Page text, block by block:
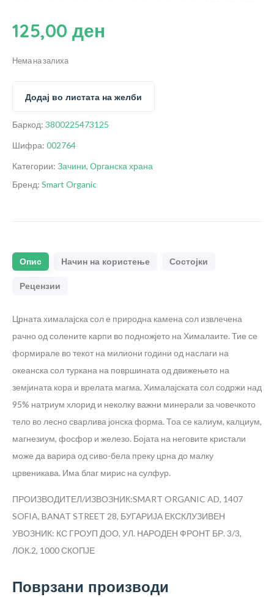
125,00 ден
Нема на залиха
Додај во листата на желби
Баркод: 3800225473125
Шифра: 002764
Категории: Зачини, Органска храна
Бренд: Smart Organic
Опис Начин на користење Состојки
Рецензии
Црната хималајска сол е природна камена сол извлечена
рачно од солените карпи во подножјето на Хималаите. Тие се
формирале во текот на милиони години од наслаги на
океанска сол туркана на површината од движењето на
земјината кора и врелата магма. Хималајската сол содржи над
95% натриум хлорид и неколку важни минерали за човечкото
тело во лесно сварлива јонска форма. Тоа се калиум, калциум,
магнезиум, фосфор и железо. Бојата на неговите кристали
може да варира од сиво-бела преку црна до малку
црвеникава. Има благ мирис на сулфур.
ПРОИЗВОДИТЕЛ/ИЗВОЗНИК:SMART ORGANIC AD, 1407
SOFIA, BANAT STREET 28, БУГАРИЈА ЕКСКЛУЗИВЕН
УВОЗНИК: КС ГРОУП ДОО, УЛ. НАРОДЕН ФРОНТ БР. 3/3,
ЛОК.2, 1000 СКОПЈЕ
Поврзани производи